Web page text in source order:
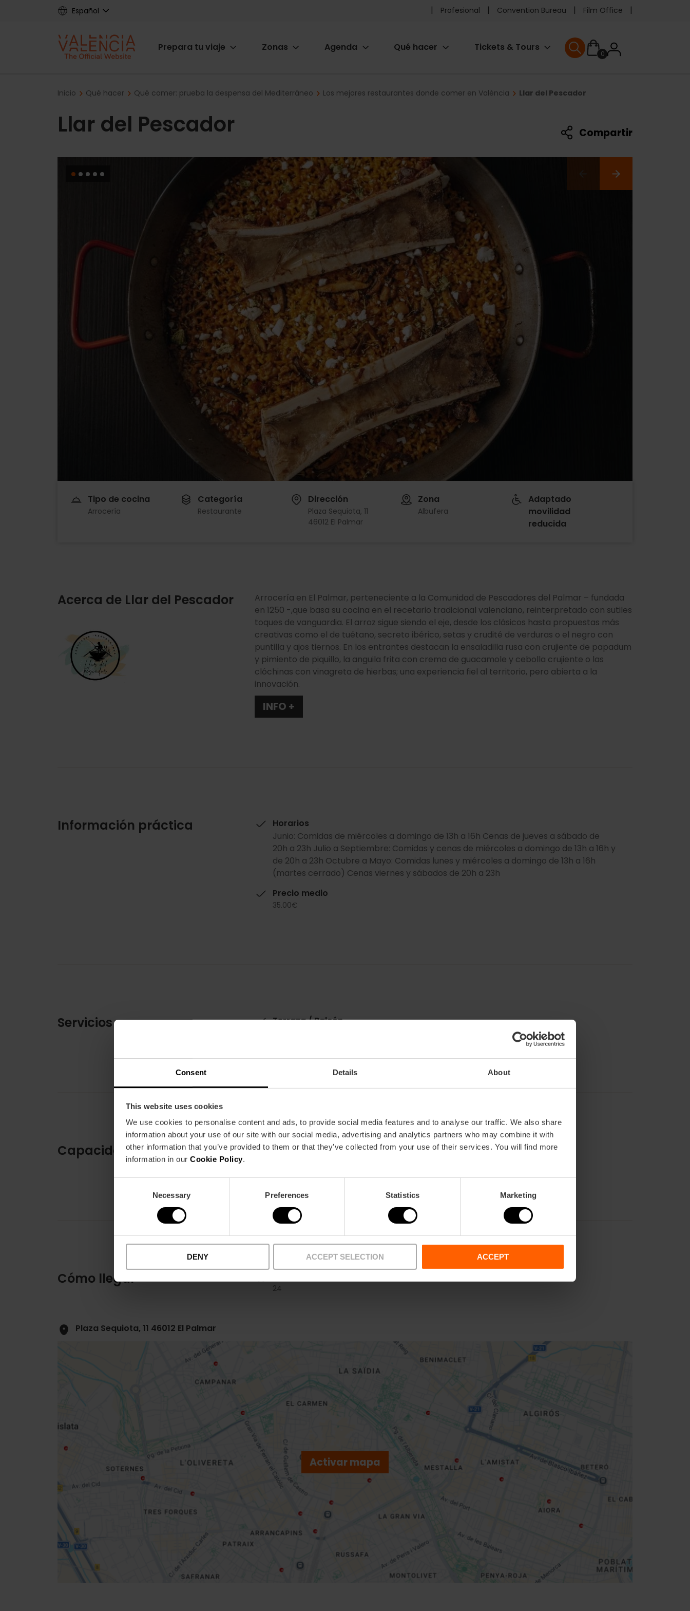
Consent Details About
This website uses cookies
We use cookies to personalise content and ads, to provide social media features and to analyse our traffic. We also share
information about your use of our site with our social media, advertising and analytics partners who may combine it with
other information that you’ve provided to them or that they’ve collected from your use of their services. You will find more
information in our Cookie Policy.
Necessary Preferences Statistics Marketing
DENY ACCEPT SELECTION ACCEPT
Español
Pre
header
Profesional Convention Bureau Film Office
Main
Prepara tu viaje Zonas Agenda Qué hacer Tickets & Tours
0User
User menu
Breadcrumb
Inicio Qué hacer Qué comer: prueba la despensa del Mediterráneo Los mejores restaurantes donde comer en València Llar del Pescador
Llar del Pescador Compartir
Tipo de cocina
Arrocería
Categoría
Restaurante
Dirección
Plaza Sequiota, 11
46012 El Palmar
Zona
Albufera
Adaptado
movilidad
reducida
Acerca de Llar del Pescador
Arrocería en El Palmar, perteneciente a la Comunidad de Pescadores del Palmar – fundada
en 1250 -,que basa su cocina en el recetario tradicional valenciano, reinterpretado con sutiles
toques de vanguardia. El arroz sigue siendo el eje, desde los clásicos hasta propuestas más
creativas como el de tuétano, secreto ibérico, setas y crudité de verduras o el negro con
puntilla y ajos tiernos. En los entrantes destacan la ensaladilla rusa con crujiente de papadum
y pimiento de piquillo, la anguila frita con crema de guacamole y cebolla crujiente o las
clóchinas con vinagreta de hierbas; una experiencia fiel al territorio, pero abierta a la
innovación.
INFO +
Información práctica
Horarios
Junio: Comidas de miércoles a domingo de 13h a 16h Cenas de jueves a sábado de
20h a 23h Julio a Septiembre: Comidas y cenas de miércoles a domingo de 13h a 16h y
de 20h a 23h Octubre a Mayo: Comidas lunes y miércoles a domingo de 13h a 16h
(martes cerrado) Cenas viernes y sábados de 20h a 23h
Precio medio
35.00€
Servicios Terraza / Balcón
Capacidad Restaurante
Cómo llegar
24
Plaza Sequiota, 11 46012 El Palmar
Activar mapa
Cómo llegar
sidebar